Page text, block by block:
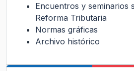
Encuentros y seminarios
Reforma Tributaria
Normas gráficas
Archivo histórico